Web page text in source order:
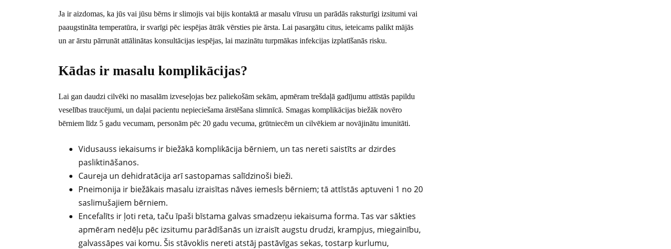
Ja ir aizdomas, ka jūs vai jūsu bērns ir slimojis vai bijis kontaktā ar masalu vīrusu un parādās raksturīgi izsitumi vai
paaugstināta temperatūra, ir svarīgi pēc iespējas ātrāk vērsties pie ārsta. Lai pasargātu citus, ieteicams palikt mājās
un ar ārstu pārrunāt attālinātas konsultācijas iespējas, lai mazinātu turpmākas infekcijas izplatīšanās risku.
Kādas ir masalu komplikācijas?
Lai gan daudzi cilvēki no masalām izveseļojas bez paliekošām sekām, apmēram trešdaļā gadījumu attīstās papildu
veselības traucējumi, un daļai pacientu nepieciešama ārstēšana slimnīcā. Smagas komplikācijas biežāk novēro
bērniem līdz 5 gadu vecumam, personām pēc 20 gadu vecuma, grūtniecēm un cilvēkiem ar novājinātu imunitāti.
Vidusauss iekaisums ir biežākā komplikācija bērniem, un tas nereti saistīts ar dzirdes
pasliktināšanos.
Caureja un dehidratācija arī sastopamas salīdzinoši bieži.
Pneimonija ir biežākais masalu izraisītas nāves iemesls bērniem; tā attīstās aptuveni 1 no 20
saslimušajiem bērniem.
Encefalīts ir ļoti reta, taču īpaši bīstama galvas smadzeņu iekaisuma forma. Tas var sākties
apmēram nedēļu pēc izsitumu parādīšanās un izraisīt augstu drudzi, krampjus, miegainību,
galvassāpes vai komu. Šis stāvoklis nereti atstāj pastāvīgas sekas, tostarp kurlumu,